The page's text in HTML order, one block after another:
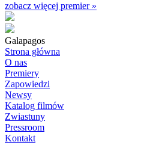
zobacz więcej premier »
Galapagos
Strona główna
O nas
Premiery
Zapowiedzi
Newsy
Katalog filmów
Zwiastuny
Pressroom
Kontakt